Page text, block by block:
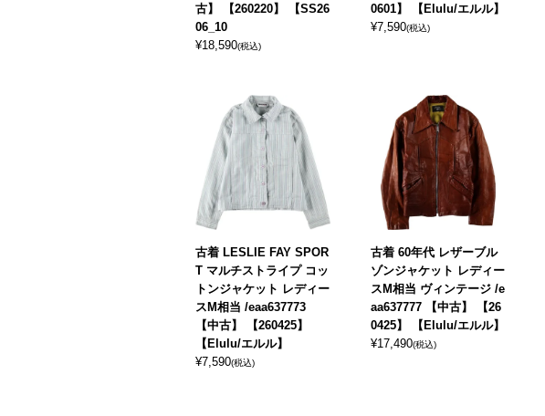
古】 【260220】 【SS26
06_10
¥18,590(税込)
0601】 【Elulu/エルル】
¥7,590(税込)
古着 LESLIE FAY SPOR
T マルチストライプ コッ
トンジャケット レディー
スM相当 /eaa637773
【中古】 【260425】
【Elulu/エルル】
¥7,590(税込)
古着 60年代 レザーブル
ゾンジャケット レディー
スM相当 ヴィンテージ /e
aa637777 【中古】 【26
0425】 【Elulu/エルル】
¥17,490(税込)